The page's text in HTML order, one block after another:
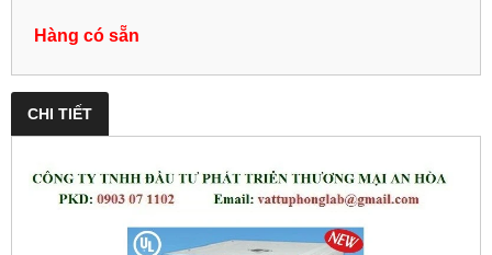
Hàng có sẵn
CHI TIẾT